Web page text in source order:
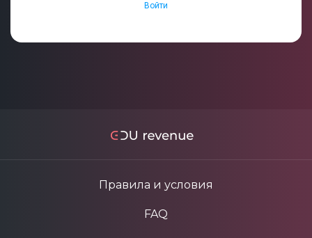
Войти
Правила и условия
FAQ